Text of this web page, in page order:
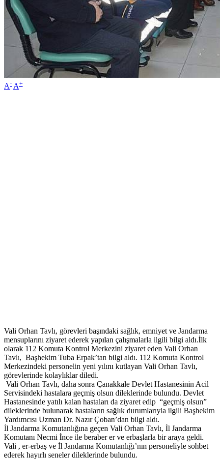
A- A+
Vali Orhan Tavlı, görevleri başındaki sağlık, emniyet ve Jandarma
mensuplarını ziyaret ederek yapılan çalışmalarla ilgili bilgi aldı.İlk
olarak 112 Komuta Kontrol Merkezini ziyaret eden Vali Orhan
Tavlı, Başhekim Tuba Erpak’tan bilgi aldı. 112 Komuta Kontrol
Merkezindeki personelin yeni yılını kutlayan Vali Orhan Tavlı,
görevlerinde kolaylıklar diledi.
Vali Orhan Tavlı, daha sonra Çanakkale Devlet Hastanesinin Acil
Servisindeki hastalara geçmiş olsun dileklerinde bulundu. Devlet
Hastanesinde yatılı kalan hastaları da ziyaret edip “geçmiş olsun”
dileklerinde bulunarak hastaların sağlık durumlarıyla ilgili Başhekim
Yardımcısı Uzman Dr. Nazır Çoban’dan bilgi aldı.
İl Jandarma Komutanlığına geçen Vali Orhan Tavlı, İl Jandarma
Komutanı Necmi İnce ile beraber er ve erbaşlarla bir araya geldi.
Vali , er-erbaş ve İl Jandarma Komutanlığı’nın personeliyle sohbet
ederek hayırlı seneler dileklerinde bulundu.